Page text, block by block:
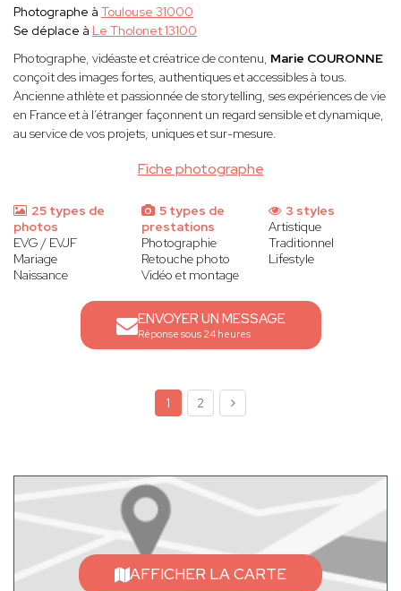
Fiche photographe
Photographe à Toulouse 31000
Se déplace à Le Tholonet 13100
Photographe, vidéaste et créatrice de contenu, Marie COURONNE
conçoit des images fortes, authentiques et accessibles à tous.
Ancienne athlète et passionnée de storytelling, ses expériences de vie
en France et à l’étranger façonnent un regard sensible et dynamique,
au service de vos projets, uniques et sur-mesure.
25 types de
photos
EVG / EVJF
Mariage
Naissance
5 types de
prestations
Photographie
Retouche photo
Vidéo et montage
3 styles
Artistique
Traditionnel
Lifestyle
ENVOYER UN MESSAGE
Réponse sous 24 heures
1 2
AFFICHER LA CARTE